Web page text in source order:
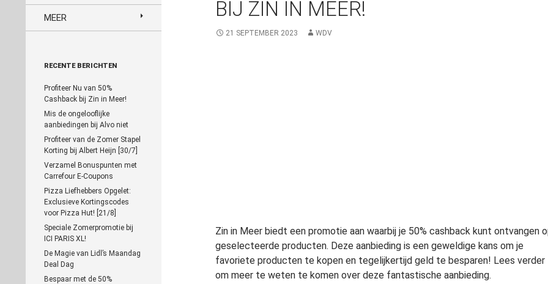
BIJ ZIN IN MEER!
21 SEPTEMBER 2023 WDV
Zin in Meer biedt een promotie aan waarbij je 50% cashback kunt ontvangen
geselecteerde producten. Deze aanbieding is een geweldige kans om je
favoriete producten te kopen en tegelijkertijd geld te besparen! Lees verder
om meer te weten te komen over deze fantastische aanbieding.
MEER
RECENTE BERICHTEN
Profiteer Nu van 50%
Cashback bij Zin in Meer!
Mis de ongelooflijke
aanbiedingen bij Alvo niet
Profiteer van de Zomer Stapel
Korting bij Albert Heijn [30/7]
Verzamel Bonuspunten met
Carrefour E-Coupons
Pizza Liefhebbers Opgelet:
Exclusieve Kortingscodes
voor Pizza Hut! [21/8]
Speciale Zomerpromotie bij
ICI PARIS XL!
De Magie van Lidl’s Maandag
Deal Dag
Bespaar met de 50%